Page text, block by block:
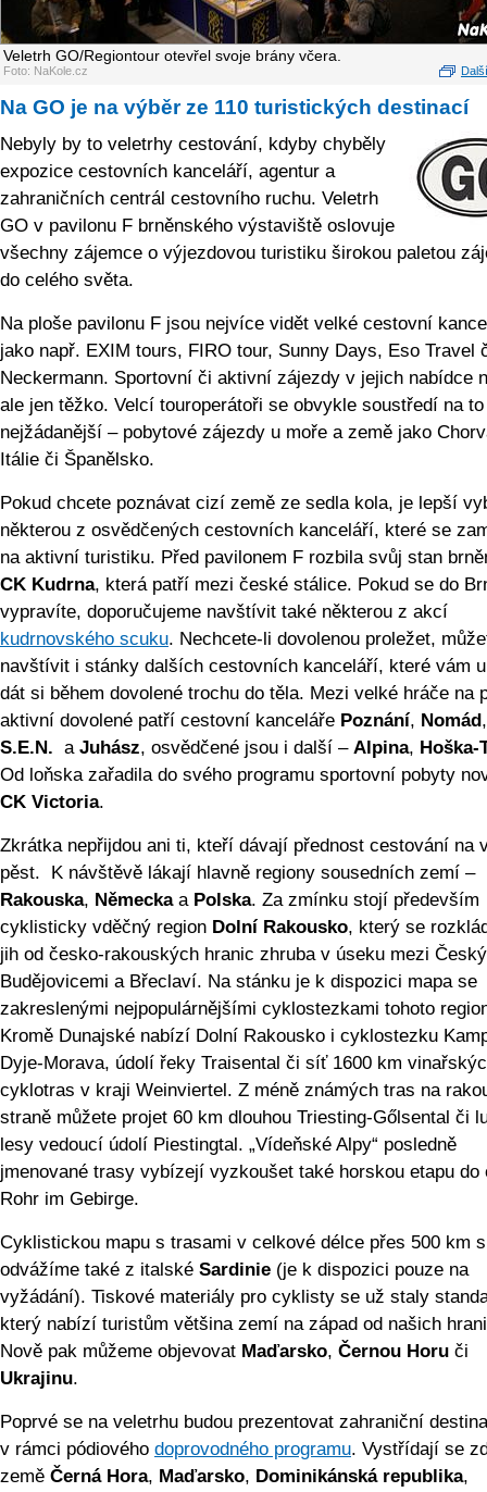
Veletrh GO/Regiontour otevřel svoje brány včera.
Foto: NaKole.cz
Na GO je na výběr ze 110 turistických destinací
Nebyly by to veletrhy cestování, kdyby chyběly
expozice cestovních kanceláří, agentur a
zahraničních centrál cestovního ruchu. Veletrh
GO v pavilonu F brněnského výstaviště oslovuje
všechny zájemce o výjezdovou turistiku širokou paletou
do celého světa.
Na ploše pavilonu F jsou nejvíce vidět velké cestovní
jako např. EXIM tours, FIRO tour, Sunny Days, Eso Travel
Neckermann. Sportovní či aktivní zájezdy v jejich nabídce
ale jen těžko. Velcí touroperátoři se obvykle soustředí na to
nejžádanější – pobytové zájezdy u moře a země jako
Itálie či Španělsko.
Pokud chcete poznávat cizí země ze sedla kola, je lepší
některou z osvědčených cestovních kanceláří, které se
na aktivní turistiku. Před pavilonem F rozbila svůj stan
CK Kudrna, která patří mezi české stálice. Pokud se do
vypravíte, doporučujeme navštívit také některou z akcí
kudrnovského scuku. Nechcete-li dovolenou proležet,
navštívit i stánky dalších cestovních kanceláří, které vám
dát si během dovolené trochu do těla. Mezi velké hráče na
aktivní dovolené patří cestovní kanceláře Poznání, Nomád,
S.E.N. a Juhász, osvědčené jsou i další – Alpina, Hoška-
Od loňska zařadila do svého programu sportovní pobyty
CK Victoria.
Zkrátka nepřijdou ani ti, kteří dávají přednost cestování na
pěst. K návštěvě lákají hlavně regiony sousedních zemí –
Rakouska, Německaa Polska. Za zmínku stojí především
cyklisticky vděčný region Dolní Rakousko, který se
jih od česko-rakouských hranic zhruba v úseku mezi
Budějovicemi a Břeclaví. Na stánku je k dispozici mapa se
zakreslenými nejpopulárnějšími cyklostezkami tohoto
Kromě Dunajské nabízí Dolní Rakousko i cyklostezku
Dyje-Morava, údolí řeky Traisental či síť 1600 km
cyklotras v kraji Weinviertel. Z méně známých tras na
straně můžete projet 60 km dlouhou Triesting-Gőlsental či
lesy vedoucí údolí Piestingtal. „Vídeňské Alpy“ posledně
jmenované trasy vybízejí vyzkoušet také horskou etapu do
Rohr im Gebirge.
Cyklistickou mapu s trasami v celkové délce přes 500 km
odvážíme také z italské Sardinie (je k dispozici pouze na
vyžádání). Tiskové materiály pro cyklisty se už staly
který nabízí turistům většina zemí na západ od našich
Nově pak můžeme objevovat Maďarsko, Černou Horu či
Ukrajinu.
Poprvé se na veletrhu budou prezentovat zahraniční
v rámci pódiového doprovodného programu. Vystřídají se
země Černá Hora, Maďarsko, Dominikánská republika,